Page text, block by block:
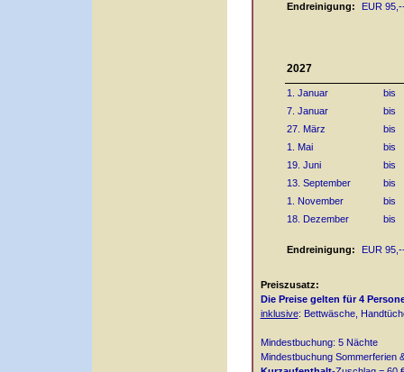
Endreinigung: EUR
2027
1. Januar
bis
7. Januar
bis
27. März
bis
1. Mai
bis
19. Juni
bis
13. September
bis
1. November
bis
18. Dezember
bis
Endreinigung: EUR
Preiszusatz:
Die Preise gelten für 4
inklusive: Bettwäsche,
Mindestbuchung: 5 Nächte
Mindestbuchung Sommerferien